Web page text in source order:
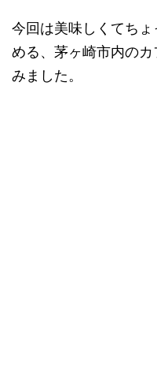
今回は美味しくてち
める、茅ヶ崎市内の
みました。